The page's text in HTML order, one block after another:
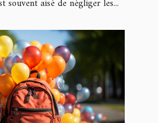
souvent aisé de négliger les...